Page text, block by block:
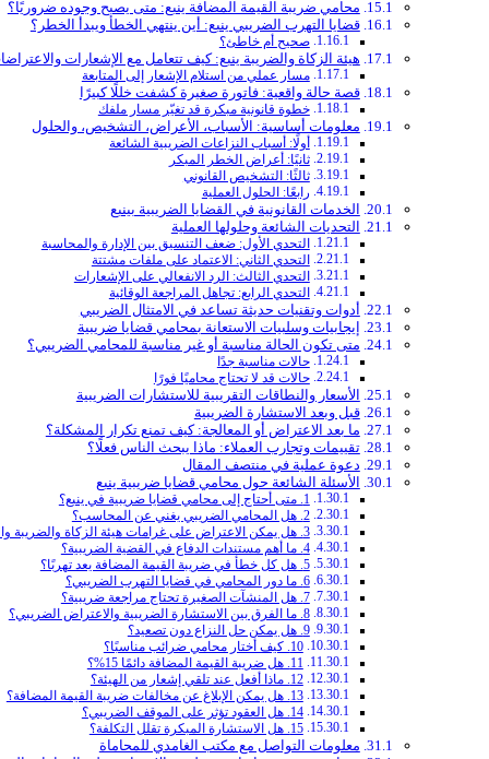
محامي ضريبة القيمة المضافة ينبع: متى يصبح وجوده ضروريًا؟
قضايا التهرب الضريبي ينبع: أين ينتهي الخطأ ويبدأ الخطر؟
صحيح أم خاطئ؟
هيئة الزكاة والضريبة ينبع: كيف تتعامل مع الإشعارات
مسار عملي من استلام الإشعار إلى المتابعة
قصة حالة واقعية: فاتورة صغيرة كشفت خللًا كبيرًا
خطوة قانونية مبكرة قد تغيّر مسار ملفك
معلومات أساسية: الأسباب، الأعراض، التشخيص، والحلول
أولًا: أسباب النزاعات الضريبية الشائعة
ثانيًا: أعراض الخطر المبكر
ثالثًا: التشخيص القانوني
رابعًا: الحلول العملية
الخدمات القانونية في القضايا الضريبية بينبع
التحديات الشائعة وحلولها العملية
التحدي الأول: ضعف التنسيق بين الإدارة والمحاسبة
التحدي الثاني: الاعتماد على ملفات مشتتة
التحدي الثالث: الرد الانفعالي على الإشعارات
التحدي الرابع: تجاهل المراجعة الوقائية
أدوات وتقنيات حديثة تساعد في الامتثال الضريبي
إيجابيات وسلبيات الاستعانة بمحامي قضايا ضريبية
متى تكون الحالة مناسبة أو غير مناسبة للمحامي الضريبي؟
حالات مناسبة جدًا
حالات قد لا تحتاج محاميًا فورًا
الأسعار والنطاقات التقريبية للاستشارات الضريبية
قبل وبعد الاستشارة الضريبية
ما بعد الاعتراض أو المعالجة: كيف تمنع تكرار المشكلة؟
تقييمات وتجارب العملاء: ماذا يبحث الناس فعلًا؟
دعوة عملية في منتصف المقال
الأسئلة الشائعة حول محامي قضايا ضريبية ينبع
1. متى أحتاج إلى محامي قضايا ضريبية في ينبع؟
2. هل المحامي الضريبي يغني عن المحاسب؟
3. هل يمكن الاعتراض على غرامات هيئة الزكاة والضريبة والجمارك؟
4. ما أهم مستندات الدفاع في القضية الضريبية؟
5. هل كل خطأ في ضريبة القيمة المضافة يعد تهربًا؟
6. ما دور المحامي في قضايا التهرب الضريبي؟
7. هل المنشآت الصغيرة تحتاج مراجعة ضريبية؟
8. ما الفرق بين الاستشارة الضريبية والاعتراض الضريبي؟
9. هل يمكن حل النزاع دون تصعيد؟
10. كيف أختار محامي ضرائب مناسبًا؟
11. هل ضريبة القيمة المضافة دائمًا 15%؟
12. ماذا أفعل عند تلقي إشعار من الهيئة؟
13. هل يمكن الإبلاغ عن مخالفات ضريبة القيمة المضافة؟
14. هل العقود تؤثر على الموقف الضريبي؟
15. هل الاستشارة المبكرة تقلل التكلفة؟
معلومات التواصل مع مكتب الغامدي للمحاماة
خبرة